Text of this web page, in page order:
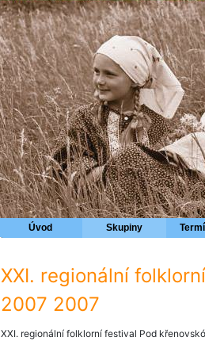
Úvod Skupiny
XXI. regionální
2007 2007
XXI. regionální folklorní festival Pod